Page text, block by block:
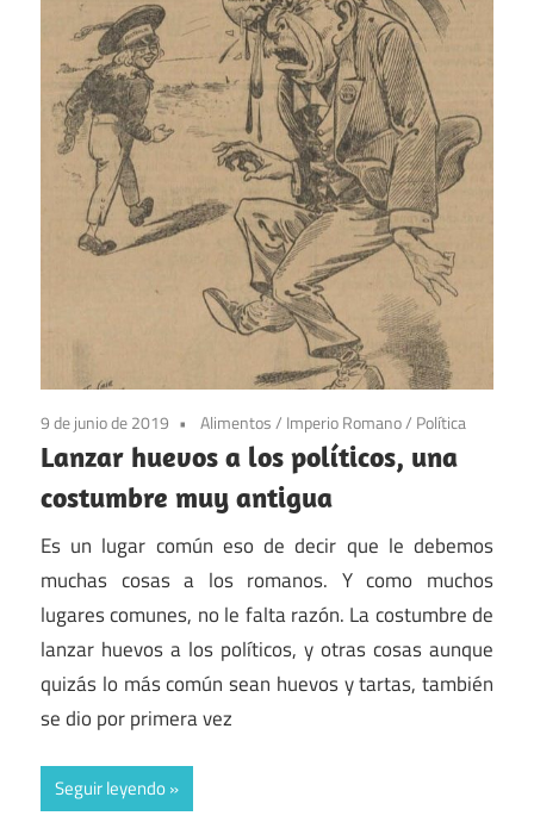
9 de junio de 2019 Alimentos/ Imperio Romano/ Política
Lanzar huevos a los políticos, una
costumbre muy antigua
Es un lugar común eso de decir que le debemos
muchas cosas a los romanos. Y como muchos
lugares comunes, no le falta razón. La costumbre de
lanzar huevos a los políticos, y otras cosas aunque
quizás lo más común sean huevos y tartas, también
se dio por primera vez
Seguir leyendo